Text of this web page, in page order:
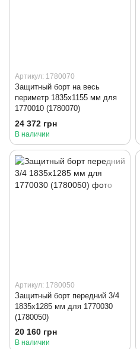
Артикул: 1780070
Защитный борт на весь
периметр 1835x1155 мм для
1770010 (1780070)
24 372 грн
В наличии
Артикул: 1780050
Защитный борт передний 3/4
1835x1285 мм для 1770030
(1780050)
20 160 грн
В наличии